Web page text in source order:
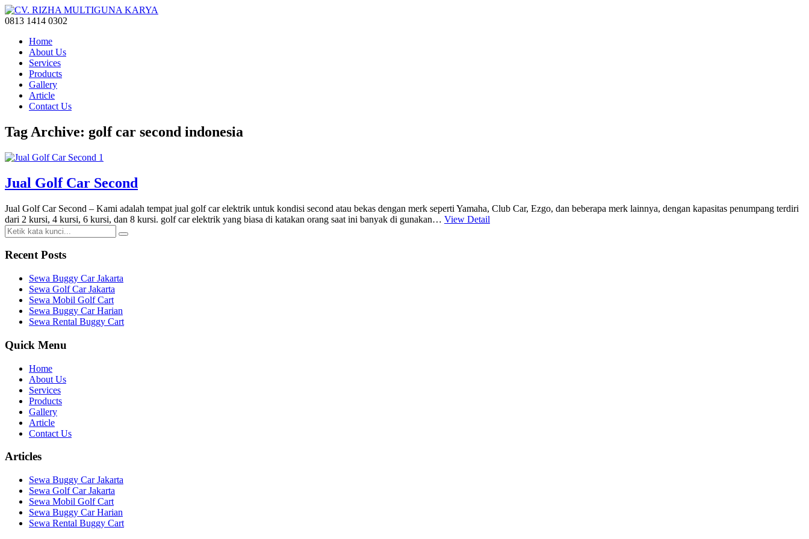
0813 1414 0302
Home
About Us
Services
Products
Gallery
Article
Contact Us
Tag Archive: golf car second indonesia
Jual Golf Car Second
Jual Golf Car Second – Kami adalah tempat jual golf car elektrik untuk kondisi second atau bekas dengan merk seperti Yamaha, Club Car, Ezgo, dan beberapa merk lainnya, dengan kapasitas penumpang terdiri
dari 2 kursi, 4 kursi, 6 kursi, dan 8 kursi. golf car elektrik yang biasa di katakan orang saat ini banyak di gunakan… View Detail
Recent Posts
Sewa Buggy Car Jakarta
Sewa Golf Car Jakarta
Sewa Mobil Golf Cart
Sewa Buggy Car Harian
Sewa Rental Buggy Cart
Quick Menu
Home
About Us
Services
Products
Gallery
Article
Contact Us
Articles
Sewa Buggy Car Jakarta
Sewa Golf Car Jakarta
Sewa Mobil Golf Cart
Sewa Buggy Car Harian
Sewa Rental Buggy Cart